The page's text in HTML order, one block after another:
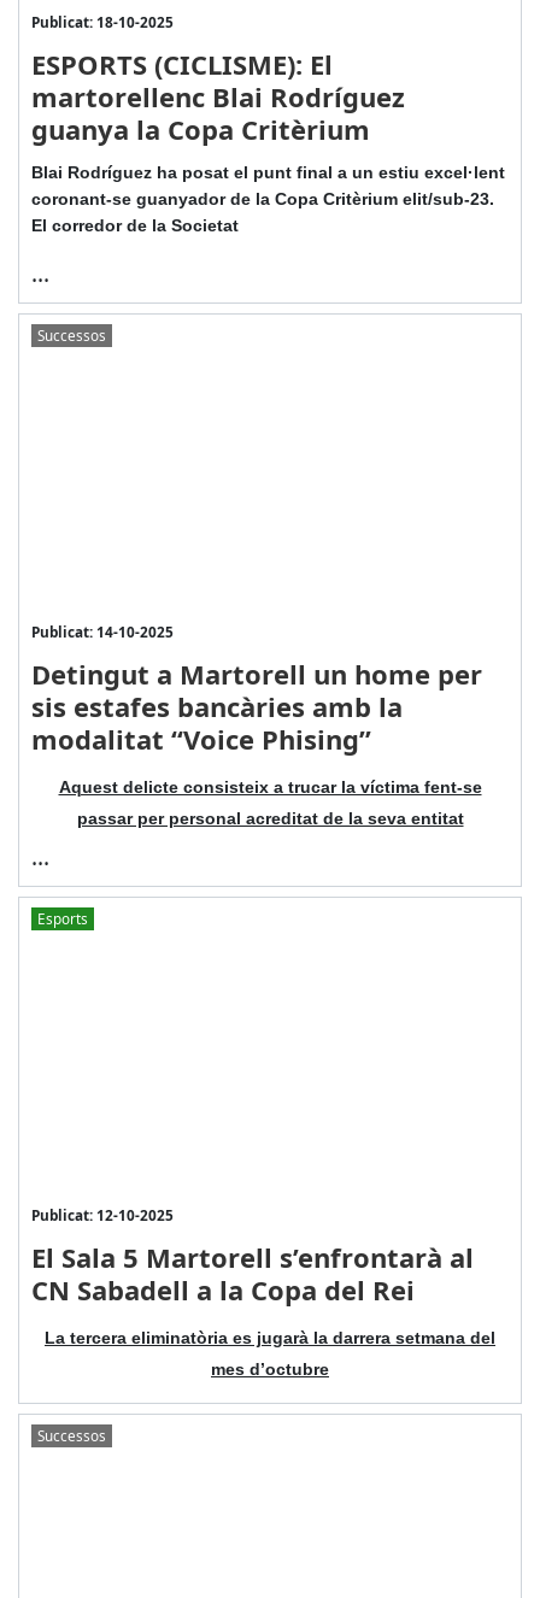
Publicat: 18-10-2025
ESPORTS (CICLISME): El
martorellenc Blai Rodríguez
guanya la Copa Critèrium
Blai Rodríguez ha posat el punt final a un estiu excel·lent
coronant-se guanyador de la Copa Critèrium elit/sub-23.
El corredor de la Societat
...
Successos
Publicat: 14-10-2025
Detingut a Martorell un home per
sis estafes bancàries amb la
modalitat “Voice Phising”
Aquest delicte consisteix a trucar la víctima fent-se
passar per personal acreditat de la seva entitat
...
Esports
Publicat: 12-10-2025
El Sala 5 Martorell s’enfrontarà al
CN Sabadell a la Copa del Rei
La tercera eliminatòria es jugarà la darrera setmana del
mes d’octubre
Successos